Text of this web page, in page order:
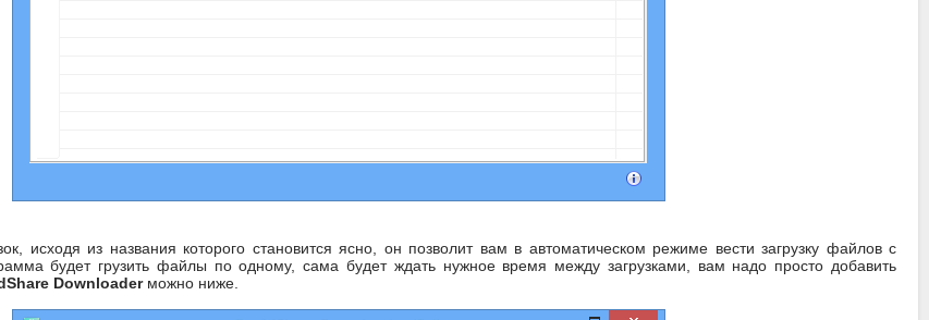
исходя из названия которого становится ясно, он позволит вам в автоматическом режиме вести загрузку файлов с
будет грузить файлы по одному, сама будет ждать нужное время между загрузками, вам надо просто добавить
Downloaderможно ниже.